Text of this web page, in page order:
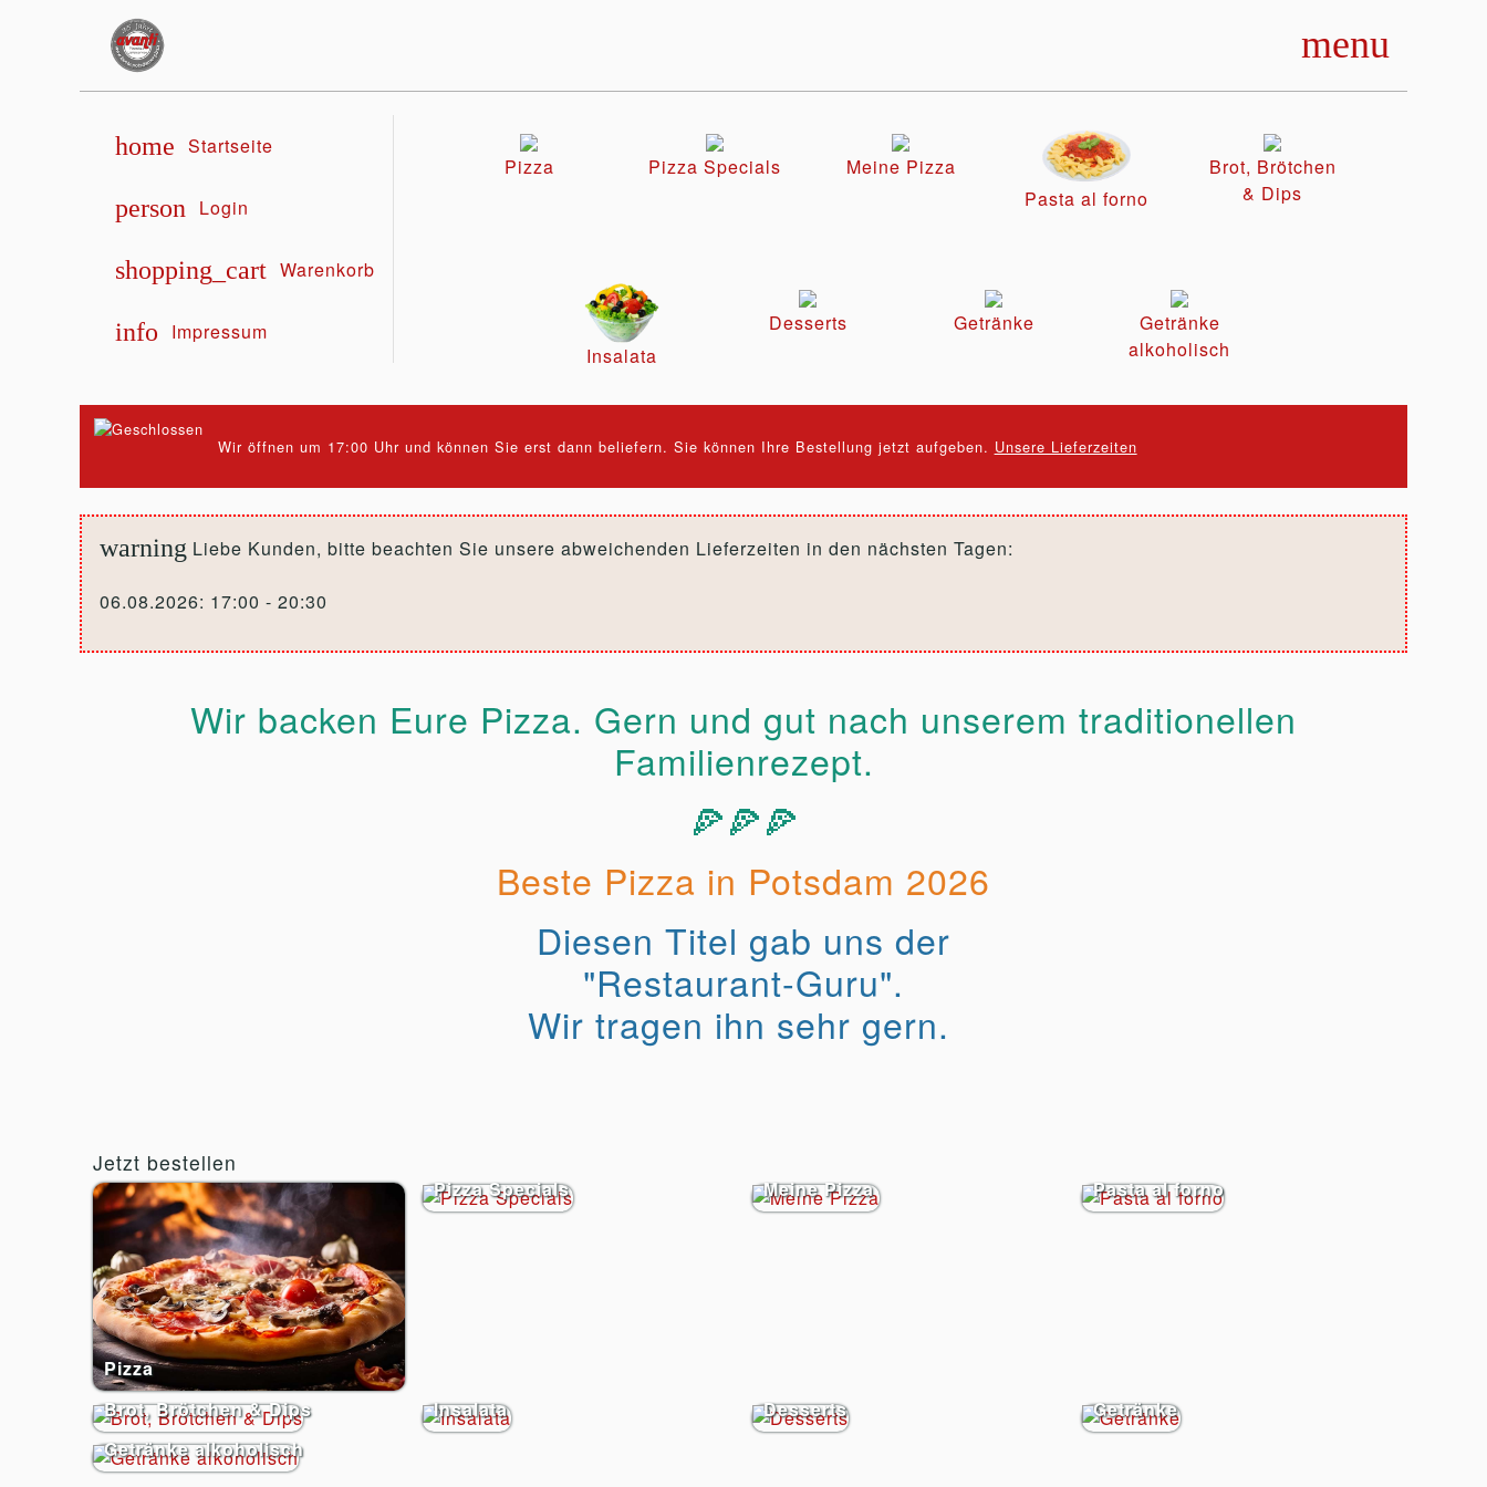
menu
home Startseite
person Login
shopping_cart Warenkorb
info Impressum
Pizza Pizza Specials
Meine Pizza
Pasta al forno
Brot, Brötchen
& Dips
Insalata
Desserts Getränke
Getränke
alkoholisch
Wir öffnen um 17:00 Uhr und können Sie erst dann beliefern. Sie können Ihre Bestellung jetzt aufgeben. Unsere Lieferzeiten
warning Liebe Kunden, bitte beachten Sie unsere abweichenden Lieferzeiten in den nächsten Tagen:
06.08.2026: 17:00 - 20:30
Wir backen Eure Pizza. Gern und gut nach unserem traditionellen
Familienrezept.
🍕🍕🍕
Beste Pizza in Potsdam 2026
Diesen Titel gab uns der
"Restaurant-Guru".
Wir tragen ihn sehr gern.
Jetzt bestellen
Pizza
Pizza Specials Meine Pizza Pasta al forno
Brot, Brötchen & Dips Insalata Desserts
Getränke
Getränke alkoholisch